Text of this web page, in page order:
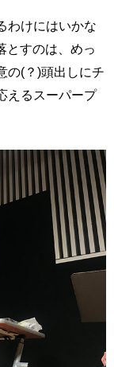
わけにはいかな
とすのは、めっ
の(？)頭出しにチ
えるスーパープ